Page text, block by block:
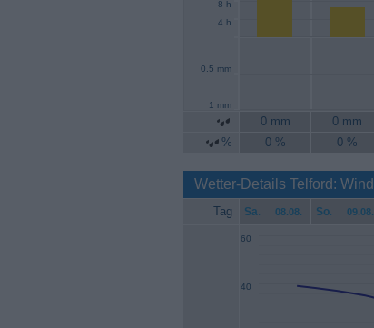
4 h
8 h
0.5 mm
1 mm
0 mm 0 mm
%
0 % 0 %
Wetter-Details Telford: Wind
Tag Sa. 08.08. So. 09.08.
40
60